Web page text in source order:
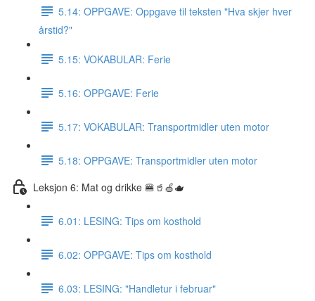
5.14: OPPGAVE: Oppgave til teksten "Hva skjer hver
årstid?"
5.15: VOKABULAR: Ferie
5.16: OPPGAVE: Ferie
5.17: VOKABULAR: Transportmidler uten motor
5.18: OPPGAVE: Transportmidler uten motor
Leksjon 6: Mat og drikke 🍔🥤🍏🫖
6.01: LESING: Tips om kosthold
6.02: OPPGAVE: Tips om kosthold
6.03: LESING: "Handletur i februar"